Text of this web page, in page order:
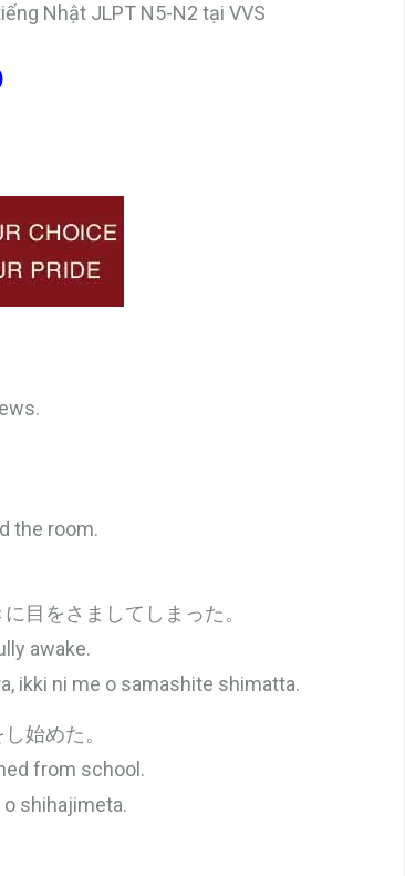
Nhật JLPT N5-N2 tại VVS
the room.
目をさましてしまった。
awake.
ikki ni me o samashite shimatta.
始めた。
from school.
o shihajimeta.